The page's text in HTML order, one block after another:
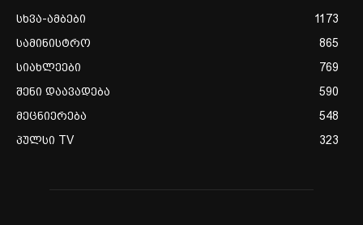
სხვა-ამბები
1173
სამინისტრო
865
სიახლეები
769
შენი დაავადება
590
მეცნიერება
548
პულსი TV
323